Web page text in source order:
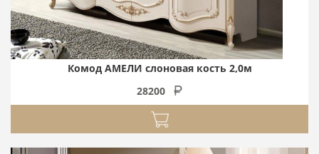
Комод АМЕЛИ слоновая кость 2,0м
28200